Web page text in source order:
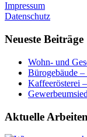
Impressum
Datenschutz
Neueste Beiträge
Wohn- und
Bürogebäude –
Kaffeerösterei
Aktuelle Arbeiten